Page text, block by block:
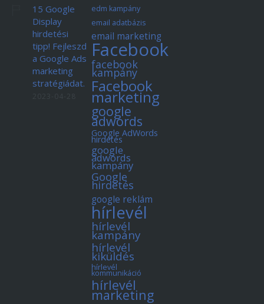
15 Google
Display
hirdetési
tipp! Fejleszd
a Google Ads
marketing
stratégiádat.
edm kampány
email adatbázis
email marketing
Facebook
facebook
kampány
Facebook
marketing
google
adwords
Google AdWords
hirdetés
google
adwords
kampány
Google
hirdetés
google reklám
hírlevél
hírlevél
kampány
hírlevél
kiküldés
hírlevél
kommunikáció
hírlevél
marketing